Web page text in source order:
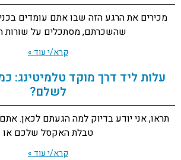
מכירים את הרגע הזה שבו אתם עומדים
שהשכרתם, מסתכלים על שורות
קרא/י עוד »
עלות ליד דרך מוקד טלמיטינג:
לשלם?
תראו, אני יודע בדיוק למה הגעתם לכאן.
טבלת האקסל שלכם או
קרא/י עוד »